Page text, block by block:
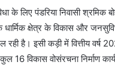
के लिए पंडरिया निवासी श्रमिक
क्षेत्र के विकास और
रही है। इसी कड़ी में वित्तीय
कुल 16 विकास वोसंरचना